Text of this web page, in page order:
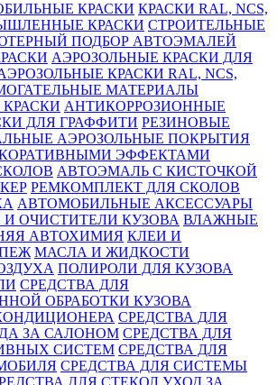
КРАСКИ КРАСКИ RAL, NCS,
КРАСКИ СТРОИТЕЛЬНЫЕ
ПОДБОР АВТОЭМАЛЕЙ
АЭРОЗОЛЬНЫЕ КРАСКИ ДЛЯ
КРАСКИ RAL, NCS,
МАТЕРИАЛЫ
АНТИКОРРОЗИОННЫЕ
ДЛЯ ГРАФФИТИ РЕЗИНОВЫЕ
АЭРОЗОЛЬНЫЕ ПОКРЫТИЯ
ЭФФЕКТАМИ
АВТОЭМАЛЬ С КИСТОЧКОЙ
РЕМКОМПЛЕКТ ДЛЯ СКОЛОВ
АВТОМОБИЛЬНЫЕ АКСЕССУАРЫ
ОЧИСТИТЕЛИ КУЗОВА ВЛАЖНЫЕ
АВТОХИМИЯ КЛЕИ И
МАСЛА И ЖИДКОСТИ
ПОЛИРОЛИ ДЛЯ КУЗОВА
СРЕДСТВА ДЛЯ
ОБРАБОТКИ КУЗОВА
СРЕДСТВА ДЛЯ
ЗА САЛОНОМ СРЕДСТВА ДЛЯ
СИСТЕМ СРЕДСТВА ДЛЯ
СРЕДСТВА ДЛЯ СИСТЕМЫ